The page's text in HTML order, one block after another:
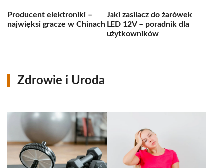
Producent elektroniki –
najwięksi gracze w Chinach
Jaki zasilacz do żarówek
LED 12V – poradnik dla
użytkowników
Zdrowie i Uroda